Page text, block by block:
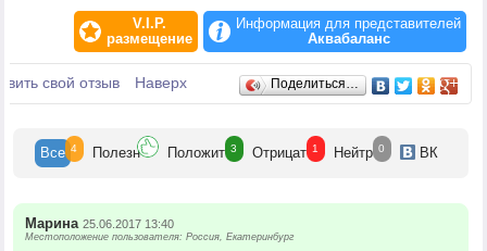
V.I.P.
размещение
Информация для представителей
Аквабаланс
Отзывы
свой отзыв Наверх Поделиться…
Все 4 Полезн Положит 3 Отрицат 1 Нейтр 0 ВК
Марина 25.06.2017 13:40
Местоположение пользователя: Россия, Екатеринбург